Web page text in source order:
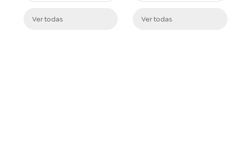
Ver todas Ver todas